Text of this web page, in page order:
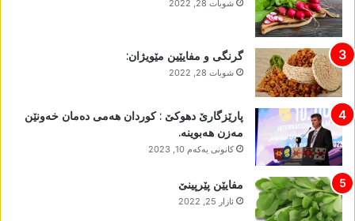
شوبات 28, 2022
گرنگی و مفایێین مێویژان:
شوبات 28, 2022
پارێزگارێ دھوکێ : کوردان ھەمی دەمان خەونێن
مەزن ھەبوینە.
كانونی یه‌كه‌م 10, 2023
مفایێن پێرپینێ
ئازار 25, 2022